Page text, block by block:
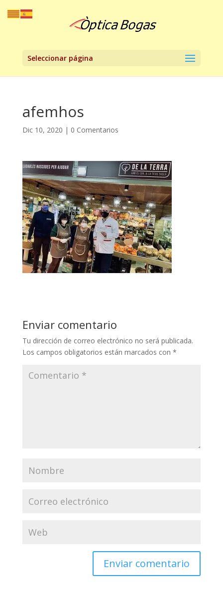
Seleccionar página
afemhos
Dic 10, 2020 | 0 Comentarios
Enviar comentario
Tu dirección de correo electrónico no será publicada.
Los campos obligatorios están marcados con *